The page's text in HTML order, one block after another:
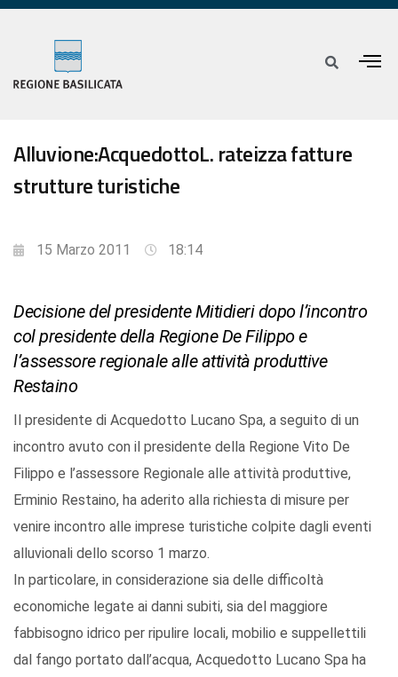
Alluvione:AcquedottoL. rateizza fatture
strutture turistiche
15 Marzo 2011 18:14
Decisione del presidente Mitidieri dopo l’incontro
col presidente della Regione De Filippo e
l’assessore regionale alle attività produttive
Restaino
Il presidente di Acquedotto Lucano Spa, a seguito di un
incontro avuto con il presidente della Regione Vito De
Filippo e l’assessore Regionale alle attività produttive,
Erminio Restaino, ha aderito alla richiesta di misure per
venire incontro alle imprese turistiche colpite dagli eventi
alluvionali dello scorso 1 marzo.
In particolare, in considerazione sia delle difficoltà
economiche legate ai danni subiti, sia del maggiore
fabbisogno idrico per ripulire locali, mobilio e suppellettili
dal fango portato dall’acqua, Acquedotto Lucano Spa ha